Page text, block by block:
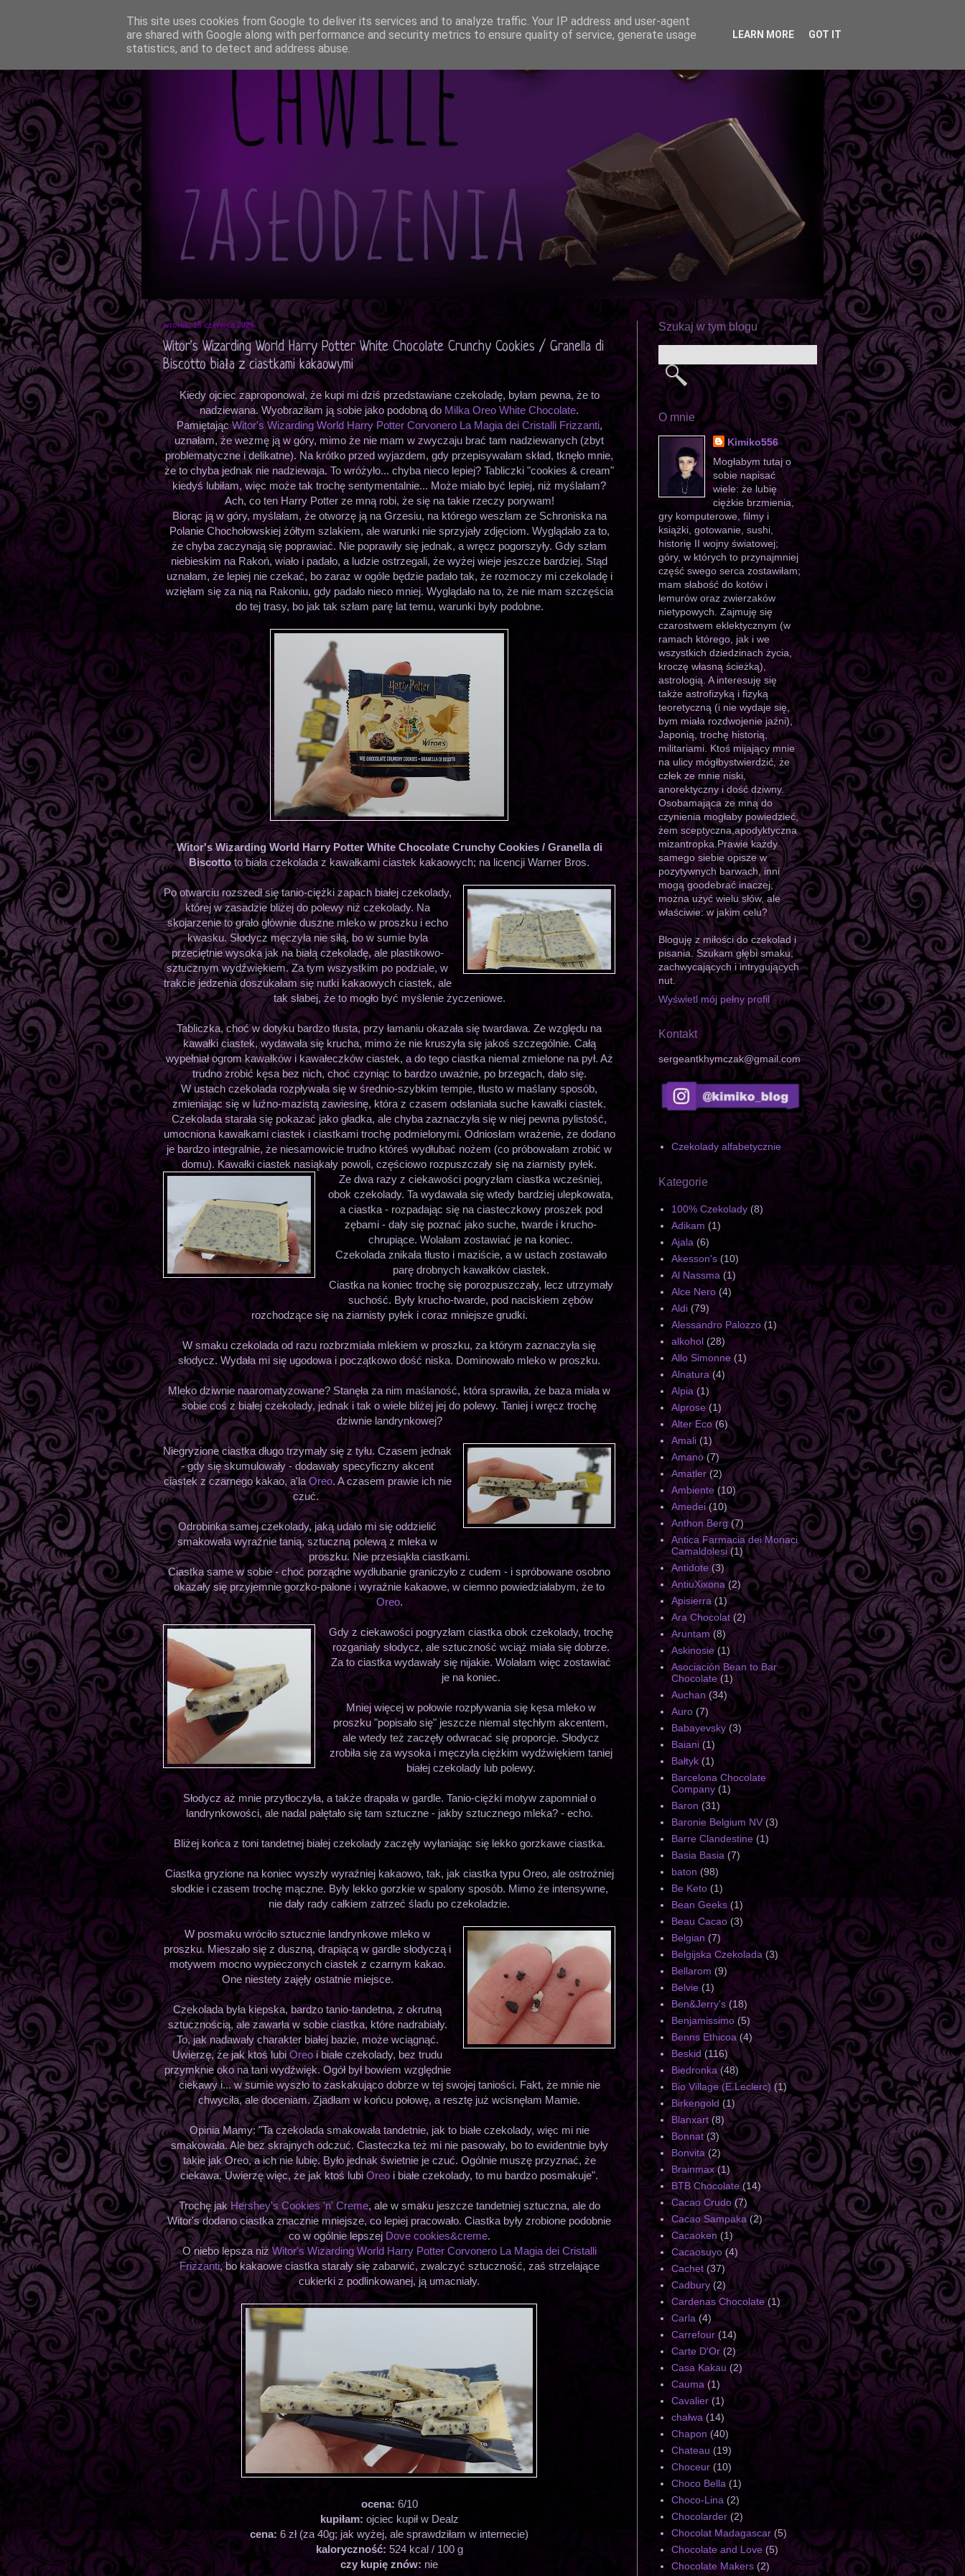
wtorek, 16 czerwca 2026
Witor's Wizarding World Harry Potter White Chocolate Crunchy Cookies / Granella di
Biscotto biała z ciastkami kakaowymi
Kiedy ojciec zaproponował, że kupi mi dziś przedstawiane czekoladę, byłam pewna, że to
nadziewana. Wyobraziłam ją sobie jako podobną do Milka Oreo White Chocolate.
PamiętającWitor's Wizarding World Harry Potter Corvonero La Magia dei Cristalli Frizzanti,
uznałam, że wezmę ją w góry, mimo że nie mam w zwyczaju brać tam nadziewanych (zbyt
problematyczne i delikatne). Na krótko przed wyjazdem, gdy przepisywałam skład, tknęło mnie,
że to chyba jednak nie nadziewaja. To wróżyło... chyba nieco lepiej? Tabliczki "cookies & cream"
kiedyś lubiłam, więc może tak trochę sentymentalnie... Może miało być lepiej, niż myślałam?
Ach, co ten Harry Potter ze mną robi, że się na takie rzeczy porywam!
Biorąc ją w góry, myślałam, że otworzę ją na Grzesiu, na którego weszłam ze Schroniska na
Polanie Chochołowskiej żółtym szlakiem, ale warunki nie sprzyjały zdjęciom. Wyglądało za to,
że chyba zaczynają się poprawiać. Nie poprawiły się jednak, a wręcz pogorszyły. Gdy szłam
niebieskim na Rakoń, wiało i padało, a ludzie ostrzegali, że wyżej wieje jeszcze bardziej. Stąd
uznałam, że lepiej nie czekać, bo zaraz w ogóle będzie padało tak, że rozmoczy mi czekoladę i
wzięłam się za nią na Rakoniu, gdy padało nieco mniej. Wyglądało na to, że nie mam szczęścia
do tej trasy, bo jak tak szłam parę lat temu, warunki były podobne.
Witor's Wizarding World Harry Potter White Chocolate Crunchy Cookies / Granella di
Biscottoto biała czekolada z kawałkami ciastek kakaowych; na licencji Warner Bros.
Po otwarciu rozszedł się tanio-ciężki zapach białej czekolady,
której w zasadzie bliżej do polewy niż czekolady. Na
skojarzenie to grało głównie duszne mleko w proszku i echo
kwasku. Słodycz męczyła nie siłą, bo w sumie byla
przeciętnie wysoka jak na białą czekoladę, ale plastikowo-
sztucznym wydźwiękiem. Za tym wszystkim po podziale, w
trakcie jedzenia doszukałam się nutki kakaowych ciastek, ale
tak słabej, że to mogło być myślenie życzeniowe.
Tabliczka, choć w dotyku bardzo tłusta, przy łamaniu okazała się twardawa. Ze względu na
kawałki ciastek, wydawała się krucha, mimo że nie kruszyła się jakoś szczególnie. Całą
wypełniał ogrom kawałków i kawałeczków ciastek, a do tego ciastka niemal zmielone na pył. Aż
trudno zrobić kęsa bez nich, choć czyniąc to bardzo uważnie, po brzegach, dało się.
W ustach czekolada rozpływała się w średnio-szybkim tempie, tłusto w maślany sposób,
zmieniając się w luźno-mazistą zawiesinę, która z czasem odsłaniała suche kawałki ciastek.
Czekolada starała się pokazać jako gładka, ale chyba zaznaczyła się w niej pewna pylistość,
umocniona kawałkami ciastek i ciastkami trochę podmielonymi. Odniosłam wrażenie, że dodano
je bardzo integralnie, że niesamowicie trudno któreś wydłubać nożem (co próbowałam zrobić w
domu). Kawałki ciastek nasiąkały powoli, częściowo rozpuszczały się na ziarnisty pyłek.
Ze dwa razy z ciekawości pogryzłam ciastka wcześniej,
obok czekolady. Ta wydawała się wtedy bardziej ulepkowata,
a ciastka - rozpadając się na ciasteczkowy proszek pod
zębami - dały się poznać jako suche, twarde i krucho-
chrupiące. Wolałam zostawiać je na koniec.
Czekolada znikała tłusto i maziście, a w ustach zostawało
parę drobnych kawałków ciastek.
Ciastka na koniec trochę się porozpuszczały, lecz utrzymały
suchość. Były krucho-twarde, pod naciskiem zębów
rozchodzące się na ziarnisty pyłek i coraz mniejsze grudki.
W smaku czekolada od razu rozbrzmiała mlekiem w proszku, za którym zaznaczyła się
słodycz. Wydała mi się ugodowa i początkowo dość niska. Dominowało mleko w proszku.
Mleko dziwnie naaromatyzowane? Stanęła za nim maślaność, która sprawiła, że baza miała w
sobie coś z białej czekolady, jednak i tak o wiele bliżej jej do polewy. Taniej i wręcz trochę
dziwnie landrynkowej?
Niegryzione ciastka długo trzymały się z tyłu. Czasem jednak
- gdy się skumulowały - dodawały specyficzny akcent
ciastek z czarnego kakao, a'la Oreo. A czasem prawie ich nie
czuć.
Odrobinka samej czekolady, jaką udało mi się oddzielić
smakowała wyraźnie tanią, sztuczną polewą z mleka w
proszku. Nie przesiąkła ciastkami.
Ciastka same w sobie - choć porządne wydłubanie graniczyło z cudem - i spróbowane osobno
okazały się przyjemnie gorzko-palone i wyraźnie kakaowe, w ciemno powiedziałabym, że to
Oreo.
Gdy z ciekawości pogryzłam ciastka obok czekolady, trochę
rozganiały słodycz, ale sztuczność wciąż miała się dobrze.
Za to ciastka wydawały się nijakie. Wolałam więc zostawiać
je na koniec.
Mniej więcej w połowie rozpływania się kęsa mleko w
proszku "popisało się" jeszcze niemal stęchłym akcentem,
ale wtedy też zaczęły odwracać się proporcje. Słodycz
zrobiła się za wysoka i męczyła ciężkim wydźwiękiem taniej
białej czekolady lub polewy.
Słodycz aż mnie przytłoczyła, a także drapała w gardle. Tanio-ciężki motyw zapomniał o
landrynkowości, ale nadal pałętało się tam sztuczne - jakby sztucznego mleka? - echo.
Bliżej końca z toni tandetnej białej czekolady zaczęły wyłaniając się lekko gorzkawe ciastka.
Ciastka gryzione na koniec wyszły wyraźniej kakaowo, tak, jak ciastka typu Oreo, ale ostrożniej
słodkie i czasem trochę mączne. Były lekko gorzkie w spalony sposób. Mimo że intensywne,
nie dały rady całkiem zatrzeć śladu po czekoladzie.
W posmaku wróciło sztucznie landrynkowe mleko w
proszku. Mieszało się z duszną, drapiącą w gardle słodyczą i
motywem mocno wypieczonych ciastek z czarnym kakao.
One niestety zajęły ostatnie miejsce.
Czekolada była kiepska, bardzo tanio-tandetna, z okrutną
sztucznością, ale zawarła w sobie ciastka, które nadrabiały.
To, jak nadawały charakter białej bazie, może wciągnąć.
Uwierzę, że jak ktoś lubiOreo i białe czekolady, bez trudu
przymknie oko na tani wydźwięk. Ogół był bowiem względnie
ciekawy i... w sumie wyszło to zaskakująco dobrze w tej swojej taniości. Fakt, że mnie nie
chwyciła, ale doceniam. Zjadłam w końcu połowę, a resztę już wcisnęłam Mamie.
Opinia Mamy: "Ta czekolada smakowała tandetnie, jak to białe czekolady, więc mi nie
smakowała. Ale bez skrajnych odczuć. Ciasteczka też mi nie pasowały, bo to ewidentnie były
takie jak Oreo, a ich nie lubię. Było jednak świetnie je czuć. Ogólnie muszę przyznać, że
ciekawa. Uwierzę więc, że jak ktoś lubi Oreo i białe czekolady, to mu bardzo posmakuje".
Trochę jakHershey's Cookies 'n' Creme, ale w smaku jeszcze tandetniej sztuczna, ale do
Witor's dodano ciastka znacznie mniejsze, co lepiej pracowało. Ciastka były zrobione podobnie
co w ogólnie lepszej Dove cookies&creme.
O niebo lepsza niżWitor's Wizarding World Harry Potter Corvonero La Magia dei Cristalli
Frizzanti, bo kakaowe ciastka starały się zabarwić, zwalczyć sztuczność, zaś strzelające
cukierki z podlinkowanej, ją umacniały.
ocena: 6/10
kupiłam: ojciec kupił w Dealz
cena: 6 zł (za 40g; jak wyżej, ale sprawdziłam w internecie)
kaloryczność: 524 kcal / 100 g
czy kupię znów: nie
Szukaj w tym blogu
O mnie
Kimiko556
Mogłabym tutaj o
sobie napisać
wiele: że lubię
ciężkie brzmienia,
gry komputerowe, filmy i
książki, gotowanie, sushi,
historię II wojny światowej;
góry, w których to przynajmniej
część swego serca zostawiłam;
mam słabość do kotów i
lemurów oraz zwierzaków
nietypowych. Zajmuję się
czarostwem eklektycznym (w
ramach którego, jak i we
wszystkich dziedzinach życia,
kroczę własną ścieżką),
astrologią. A interesuję się
także astrofizyką i fizyką
teoretyczną (i nie wydaje się,
bym miała rozdwojenie jaźni),
Japonią, trochę historią,
militariami. Ktoś mijający mnie
na ulicy mógłbystwierdzić, że
człek ze mnie niski,
anorektyczny i dość dziwny.
Osobamająca ze mną do
czynienia mogłaby powiedzieć,
żem sceptyczna,apodyktyczna
mizantropka.Prawie każdy
samego siebie opisze w
pozytywnych barwach, inni
mogą goodebrać inaczej,
można użyć wielu słów, ale
właściwie: w jakim celu?
Bloguję z miłości do czekolad i
pisania. Szukam głębi smaku,
zachwycających i intrygujących
nut.
Wyświetl mój pełny profil
Kontakt
sergeantkhymczak@gmail.com
Czekolady alfabetycznie
Kategorie
100% Czekolady (8)
Adikam (1)
Ajala (6)
Akesson's (10)
Al Nassma (1)
Alce Nero (4)
Aldi (79)
Alessandro Palozzo (1)
alkohol (28)
Allo Simonne (1)
Alnatura (4)
Alpia (1)
Alprose (1)
Alter Eco (6)
Amali (1)
Amano (7)
Amatler (2)
Ambiente (10)
Amedei (10)
Anthon Berg (7)
Antica Farmacia dei Monaci
Camaldolesi (1)
Antidote (3)
AntiuXixona (2)
Apisierra (1)
Ara Chocolat (2)
Aruntam (8)
Askinosie (1)
Asociación Bean to Bar
Chocolate (1)
Auchan (34)
Auro (7)
Babayevsky (3)
Baiani (1)
Bałtyk (1)
Barcelona Chocolate
Company (1)
Baron (31)
Baronie Belgium NV (3)
Barre Clandestine (1)
Basia Basia (7)
baton (98)
Be Keto (1)
Bean Geeks (1)
Beau Cacao (3)
Belgian (7)
Belgijska Czekolada (3)
Bellarom (9)
Belvie (1)
Ben&Jerry's (18)
Benjamissimo (5)
Benns Ethicoa (4)
Beskid (116)
Biedronka (48)
Bio Village (E.Leclerc) (1)
Birkengold (1)
Blanxart (8)
Bonnat (3)
Bonvita (2)
Brainmax (1)
BTB Chocolate (14)
Cacao Crudo (7)
Cacao Sampaka (2)
Cacaoken (1)
Cacaosuyo (4)
Cachet (37)
Cadbury (2)
Cardenas Chocolate (1)
Carla (4)
Carrefour (14)
Carte D'Or (2)
Casa Kakau (2)
Cauma (1)
Cavalier (1)
chałwa (14)
Chapon (40)
Chateau (19)
Choceur (10)
Choco Bella (1)
Choco-Lina (2)
Chocolarder (2)
Chocolat Madagascar (5)
Chocolate and Love (5)
Chocolate Makers (2)
This site uses cookies from Google to deliver its services and to analyze traffic. Your IP address and user-agent
are shared with Google along with performance and security metrics to ensure quality of service, generate usage
statistics, and to detect and address abuse.
LEARN MORE GOT IT